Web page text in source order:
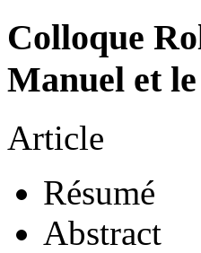
Colloque
Manuel et
Article
Résumé
Abstract